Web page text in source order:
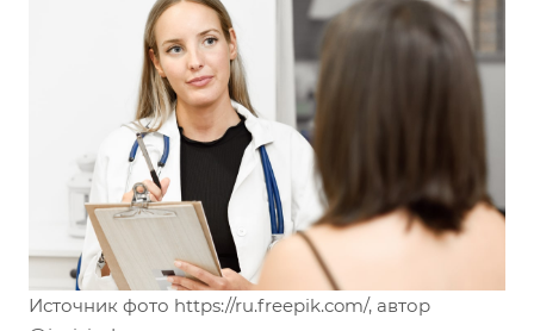
Источник фото https://ru.freepik.com/, автор